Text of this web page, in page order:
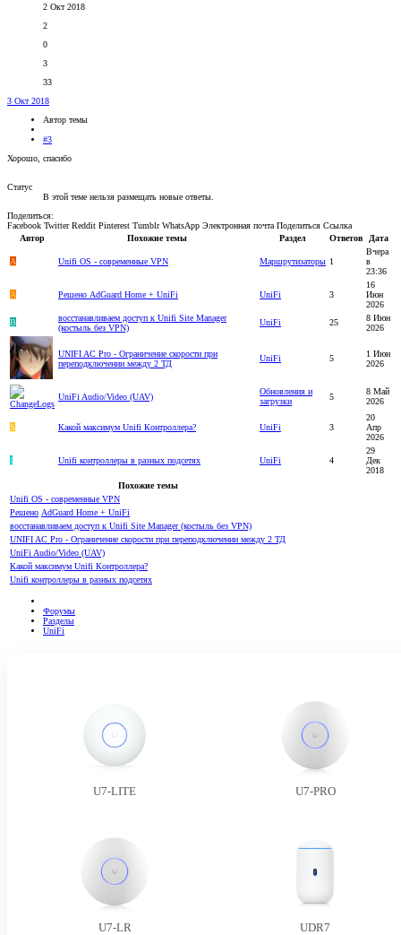
2 Окт 2018
2
0
3
33
3 Окт 2018
Автор темы
#3
Хорошо, спасибо
Статус
В этой теме нельзя размещать новые ответы.
Поделиться:
Facebook Twitter Reddit Pinterest Tumblr WhatsApp Электронная почта Поделиться Ссылка
Автор
Похожие темы Раздел Ответов Дата
A Unifi OS - современные VPN Маршрутизаторы 1
Вчера
в
23:36
A Решено AdGuard Home + UniFi UniFi 3
16
Июн
2026
B
восстанавливаем доступ к Unifi Site Manager
(костыль без VPN)
UniFi 25
8 Июн
2026
UNIFI AC Pro - Ограничение скорости при
переподключении между 2 ТД
UniFi 5
1 Июн
2026
UniFi Audio/Video (UAV)
Обновления и
загрузки
5
8 Май
2026
S Какой максимум Unifi Контроллера? UniFi 3
20
Апр
2026
I Unifi контроллеры в разных подсетях UniFi 4
29
Дек
2018
Похожие темы
Unifi OS - современные VPN
Решено AdGuard Home + UniFi
восстанавливаем доступ к Unifi Site Manager (костыль без VPN)
UNIFI AC Pro - Ограничение скорости при переподключении между 2 ТД
UniFi Audio/Video (UAV)
Какой максимум Unifi Контроллера?
Unifi контроллеры в разных подсетях
Форумы
Разделы
UniFi
U7-LITE U7-PRO
U7-LR UDR7